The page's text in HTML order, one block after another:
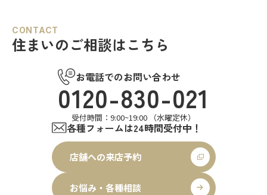
CONTACT
住まいのご相談はこちら
お電話でのお問い合わせ
0120-830-021
受付時間：9:00~19:00 （水曜定休）
各種フォームは24時間受付中！
店舗への来店予約
お悩み・各種相談